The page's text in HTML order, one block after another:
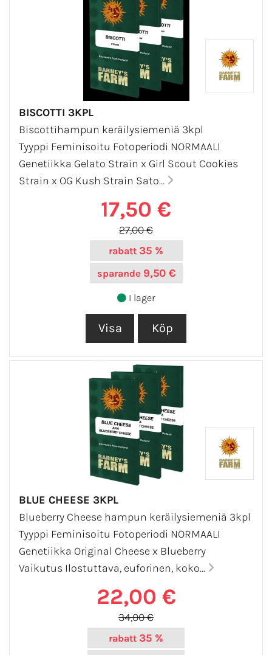
BISCOTTI 3KPL
Biscottihampun keräilysiemeniä 3kpl
Tyyppi Feminisoitu Fotoperiodi NORMAALI
Genetiikka Gelato Strain x Girl Scout Cookies
Strain x OG Kush Strain Sato...
17,50 €
27,00 €
rabatt 35 %
sparande 9,50 €
I lager
BLUE CHEESE 3KPL
Blueberry Cheese hampun keräilysiemeniä 3kpl
Tyyppi Feminisoitu Fotoperiodi NORMAALI
Genetiikka Original Cheese x Blueberry
Vaikutus Ilostuttava, euforinen, koko...
22,00 €
34,00 €
rabatt 35 %